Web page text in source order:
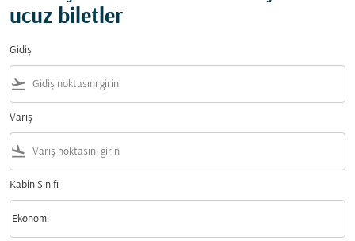
ucuz biletler
Gidiş
flight_takeoff
Varış
flight_land
Kabin Sınıfı
Kabin Sınıfı option Ekonomi Selected
Ekonomi
keyboard_arrow_down